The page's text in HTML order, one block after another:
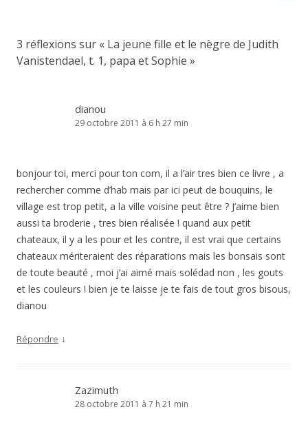
3 réflexions sur « La jeune fille et le nègre de Judith
Vanistendael, t. 1, papa et Sophie »
dianou
29 octobre 2011 à 6 h 27 min
bonjour toi, merci pour ton com, il a l’air tres bien ce livre , a
rechercher comme d’hab mais par ici peut de bouquins, le
village est trop petit, a la ville voisine peut être ? J’aime bien
aussi ta broderie , tres bien réalisée ! quand aux petit
chateaux, il y a les pour et les contre, il est vrai que certains
chateaux mériteraient des réparations mais les bonsais sont
de toute beauté , moi j’ai aimé mais solédad non , les gouts
et les couleurs ! bien je te laisse je te fais de tout gros bisous,
dianou
Répondre ↓
Zazimuth
28 octobre 2011 à 7 h 21 min